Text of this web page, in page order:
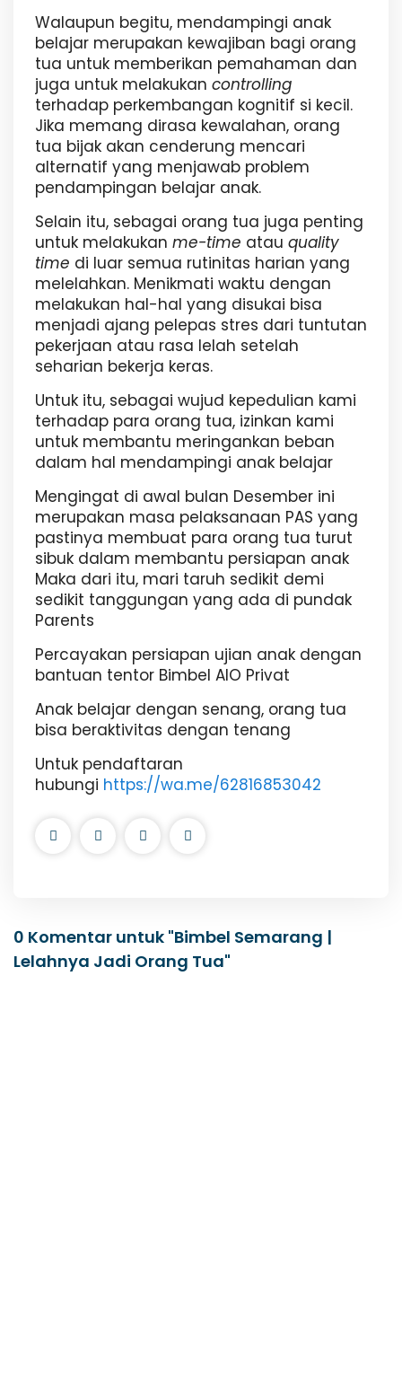
Walaupun begitu, mendampingi anak
belajar merupakan kewajiban bagi orang
tua untuk memberikan pemahaman dan
juga untuk melakukan controlling
terhadap perkembangan kognitif si kecil.
Jika memang dirasa kewalahan, orang
tua bijak akan cenderung mencari
alternatif yang menjawab problem
pendampingan belajar anak.
Selain itu, sebagai orang tua juga penting
untuk melakukan me-time atau quality
time di luar semua rutinitas harian yang
melelahkan. Menikmati waktu dengan
melakukan hal-hal yang disukai bisa
menjadi ajang pelepas stres dari tuntutan
pekerjaan atau rasa lelah setelah
seharian bekerja keras.
Untuk itu, sebagai wujud kepedulian kami
terhadap para orang tua, izinkan kami
untuk membantu meringankan beban
dalam hal mendampingi anak belajar
Mengingat di awal bulan Desember ini
merupakan masa pelaksanaan PAS yang
pastinya membuat para orang tua turut
sibuk dalam membantu persiapan anak
Maka dari itu, mari taruh sedikit demi
sedikit tanggungan yang ada di pundak
Parents
Percayakan persiapan ujian anak dengan
bantuan tentor Bimbel AIO Privat
Anak belajar dengan senang, orang tua
bisa beraktivitas dengan tenang
Untuk pendaftaran
hubungi https://wa.me/62816853042
0 Komentar untuk "Bimbel Semarang |
Lelahnya Jadi Orang Tua"